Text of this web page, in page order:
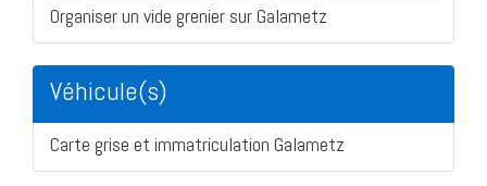
Organiser un vide grenier sur Galametz
Véhicule(s)
Carte grise et immatriculation Galametz